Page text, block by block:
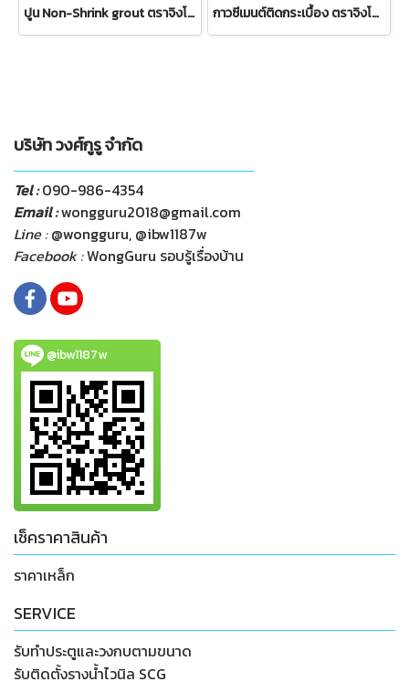
ปูน Non-Shrink grout ตราจิงโจ้ CP052 กาวซีเมนต์ติดกระเบื้อง ตราจิงโจ้ CP011
บริษัท วงศ์กูรู จำกัด
Tel :090-986-4354
Email :wongguru2018@gmail.com
Line :@wongguru, @ibw1187w
Facebook :WongGuru รอบรู้เรื่องบ้าน
@ibw1187w
เช็คราคาสินค้า
ราคาเหล็ก
SERVICE
รับทำประตูและวงกบตามขนาด
รับติดตั้งรางน้ำไวนิล SCG